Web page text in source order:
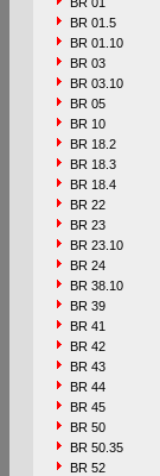
BR 01.5
BR 01.10
BR 03
BR 03.10
BR 05
BR 10
BR 18.2
BR 18.3
BR 18.4
BR 22
BR 23
BR 23.10
BR 24
BR 38.10
BR 39
BR 41
BR 42
BR 43
BR 44
BR 45
BR 50
BR 50.35
BR 52